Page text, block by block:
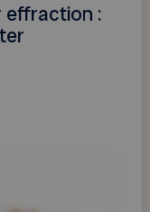
effraction :